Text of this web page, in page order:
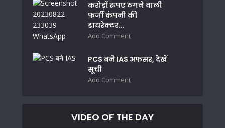
करोड़ों रुपए ठगने वाली
फर्जी कंपनी की
डायरेक्टर...
Add Comment
PCS बने IAS अफसर, देखें
सूची
Add Comment
VIDEO OF THE DAY